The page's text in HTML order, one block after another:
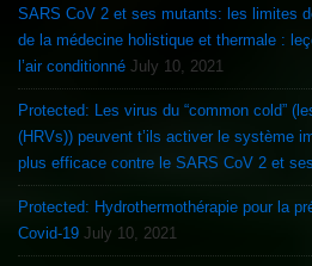
SARS CoV 2 et ses mutants: les limites
de la médecine holistique et thermale :
l’air conditionné July 10, 2021
Protected: Les virus du “common cold”
(HRVs)) peuvent t’ils activer le système
plus efficace contre le SARS CoV 2 et
Protected: Hydrothermothérapie pour la
Covid-19 July 10, 2021